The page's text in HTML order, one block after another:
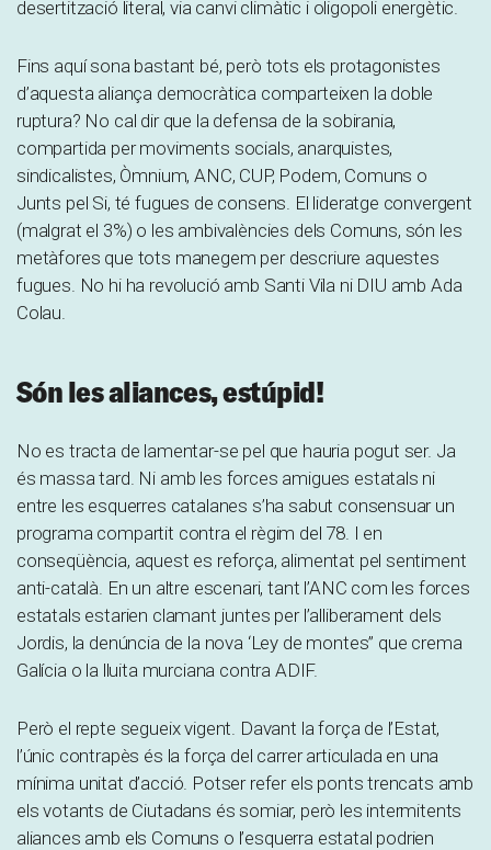
desertització literal, via canvi climàtic i oligopoli energètic.
Fins aquí sona bastant bé, però tots els protagonistes
d’aquesta aliança democràtica comparteixen la doble
ruptura? No cal dir que la defensa de la sobirania,
compartida per moviments socials, anarquistes,
sindicalistes, Òmnium, ANC, CUP, Podem, Comuns o
Junts pel Si, té fugues de consens. El lideratge convergent
(malgrat el 3%) o les ambivalències dels Comuns, són les
metàfores que tots manegem per descriure aquestes
fugues. No hi ha revolució amb Santi Vila ni DIU amb Ada
Colau.
Són les aliances, estúpid!
No es tracta de lamentar-se pel que hauria pogut ser. Ja
és massa tard. Ni amb les forces amigues estatals ni
entre les esquerres catalanes s’ha sabut consensuar un
programa compartit contra el règim del 78. I en
conseqüència, aquest es reforça, alimentat pel sentiment
anti-català. En un altre escenari, tant l’ANC com les forces
estatals estarien clamant juntes per l’alliberament dels
Jordis, la denúncia de la nova ‘Ley de montes” que crema
Galícia o la lluita murciana contra ADIF.
Però el repte segueix vigent. Davant la força de l’Estat,
l’únic contrapès és la força del carrer articulada en una
mínima unitat d’acció. Potser refer els ponts trencats amb
els votants de Ciutadans és somiar, però les intermitents
aliances amb els Comuns o l’esquerra estatal podrien